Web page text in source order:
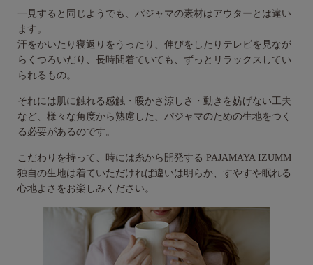
一見すると同じようでも、パジャマの素材はアウターとは違い
ます。
汗をかいたり寝返りをうったり、伸びをしたりテレビを見なが
らくつろいだり、長時間着ていても、ずっとリラックスしてい
られるもの。
それには肌に触れる感触・暖かさ涼しさ・動きを妨げない工夫
など、様々な角度から熟慮した、パジャマのための生地をつく
る必要があるのです。
こだわりを持って、時には糸から開発する PAJAMAYA IZUMM
独自の生地は着ていただければ違いは明らか、すやすや眠れる
心地よさをお楽しみください。